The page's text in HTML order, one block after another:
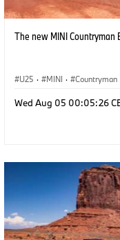
The new MINI
U25 · MINI · Countryman
Wed Aug 05 00:05:26